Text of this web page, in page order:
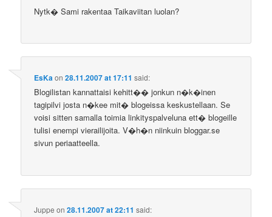
Nytk� Sami rakentaa Taikaviitan luolan?
EsKaon28.11.2007 at 17:11 said:
Blogilistan kannattaisi kehitt�� jonkun n�k�inen
tagipilvi josta n�kee mit� blogeissa keskustellaan. Se
voisi sitten samalla toimia linkityspalveluna ett� blogeille
tulisi enempi vierailijoita. V�h�n niinkuin bloggar.se
sivun periaatteella.
Juppe on28.11.2007 at 22:11 said: